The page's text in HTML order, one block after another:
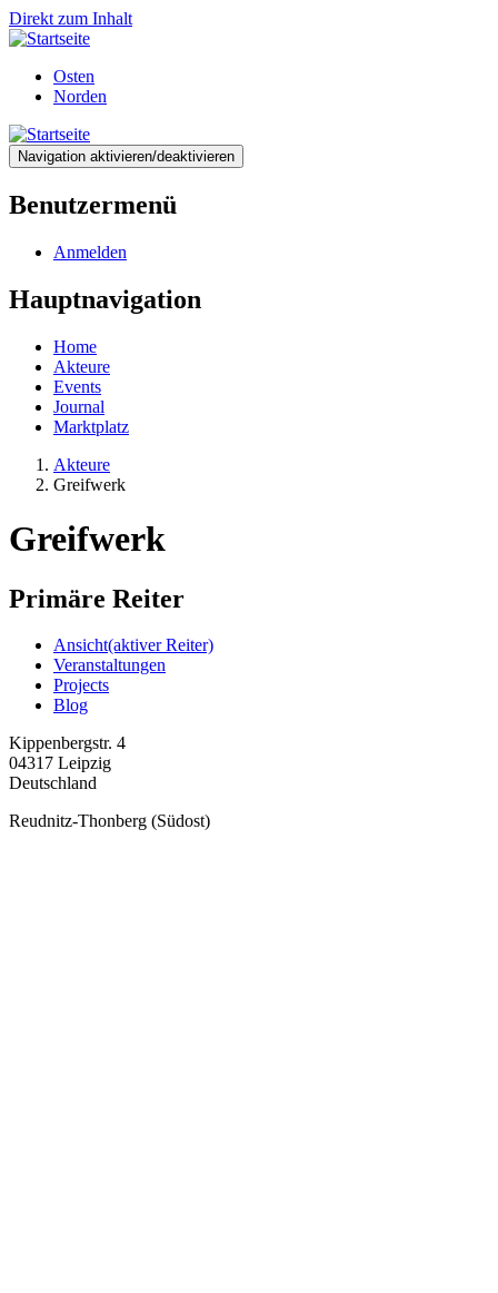
Direkt zum Inhalt
Osten
Norden
Navigation aktivieren/deaktivieren
Benutzermenü
Anmelden
Hauptnavigation
Home
Akteure
Events
Journal
Marktplatz
Akteure
Greifwerk
Greifwerk
Primäre Reiter
Ansicht(aktiver Reiter)
Veranstaltungen
Projects
Blog
Kippenbergstr. 4
04317 Leipzig
Deutschland
Reudnitz-Thonberg (Südost)